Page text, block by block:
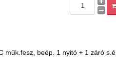
műk.fesz, beép. 1 nyitó + 1 záró s.é.